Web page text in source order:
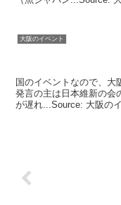
大阪のイベント
国のイベントなので、大
発言の主は日本維新の会
が遅れ...Source: 大阪の